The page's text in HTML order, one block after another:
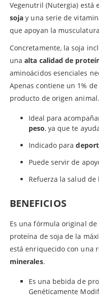
Vegenutril (Nutergia) está
soja y una serie de
que apoyan la
Concretamente, la soja
unaalta calidad de
aminoácidos esenciales
Apenas contiene un 1%
producto de origen
Ideal para
peso, ya que te
Indicado para
Puede servir de
Refuerza la salud de
BENEFICIOS
Es una fórmula original
proteína de soja de la
está enriquecido con una
minerales.
Es una bebida de
Genéticamente